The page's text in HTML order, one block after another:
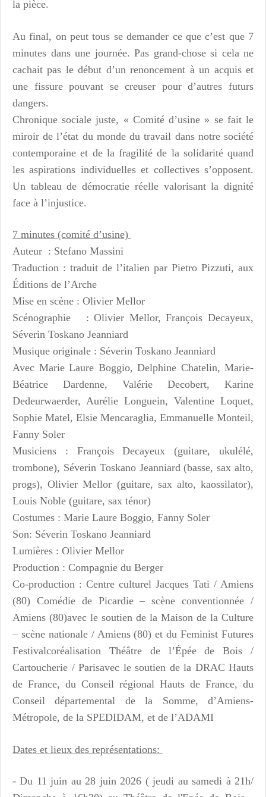
la pièce.
Au final, on peut tous se demander ce que c’est que 7
minutes dans une journée. Pas grand-chose si cela ne
cachait pas le début d’un renoncement à un acquis et
une fissure pouvant se creuser pour d’autres futurs
dangers.
Chronique sociale juste, « Comité d’usine » se fait le
miroir de l’état du monde du travail dans notre société
contemporaine et de la fragilité de la solidarité quand
les aspirations individuelles et collectives s’opposent.
Un tableau de démocratie réelle valorisant la dignité
face à l’injustice.
7 minutes (comité d’usine)
Auteur : Stefano Massini
Traduction : traduit de l’italien par Pietro Pizzuti, aux
Éditions de l’Arche
Mise en scène : Olivier Mellor
Scénographie : Olivier Mellor, François Decayeux,
Séverin Toskano Jeanniard
Musique originale : Séverin Toskano Jeanniard
Avec Marie Laure Boggio, Delphine Chatelin, Marie-
Béatrice Dardenne, Valérie Decobert, Karine
Dedeurwaerder, Aurélie Longuein, Valentine Loquet,
Sophie Matel, Elsie Mencaraglia, Emmanuelle Monteil,
Fanny Soler
Musiciens : François Decayeux (guitare, ukulélé,
trombone), Séverin Toskano Jeanniard (basse, sax alto,
progs), Olivier Mellor (guitare, sax alto, kaossilator),
Louis Noble (guitare, sax ténor)
Costumes : Marie Laure Boggio, Fanny Soler
Son: Séverin Toskano Jeanniard
Lumières : Olivier Mellor
Production : Compagnie du Berger
Co-production : Centre culturel Jacques Tati / Amiens
(80) Comédie de Picardie – scène conventionnée /
Amiens (80)avec le soutien de la Maison de la Culture
– scène nationale / Amiens (80) et du Feminist Futures
Festivalcoréalisation Théâtre de l’Épée de Bois /
Cartoucherie / Parisavec le soutien de la DRAC Hauts
de France, du Conseil régional Hauts de France, du
Conseil départemental de la Somme, d’Amiens-
Métropole, de la SPEDIDAM, et de l’ADAMI
Dates et lieux des représentations:
- Du 11 juin au 28 juin 2026 ( jeudi au samedi à 21h/